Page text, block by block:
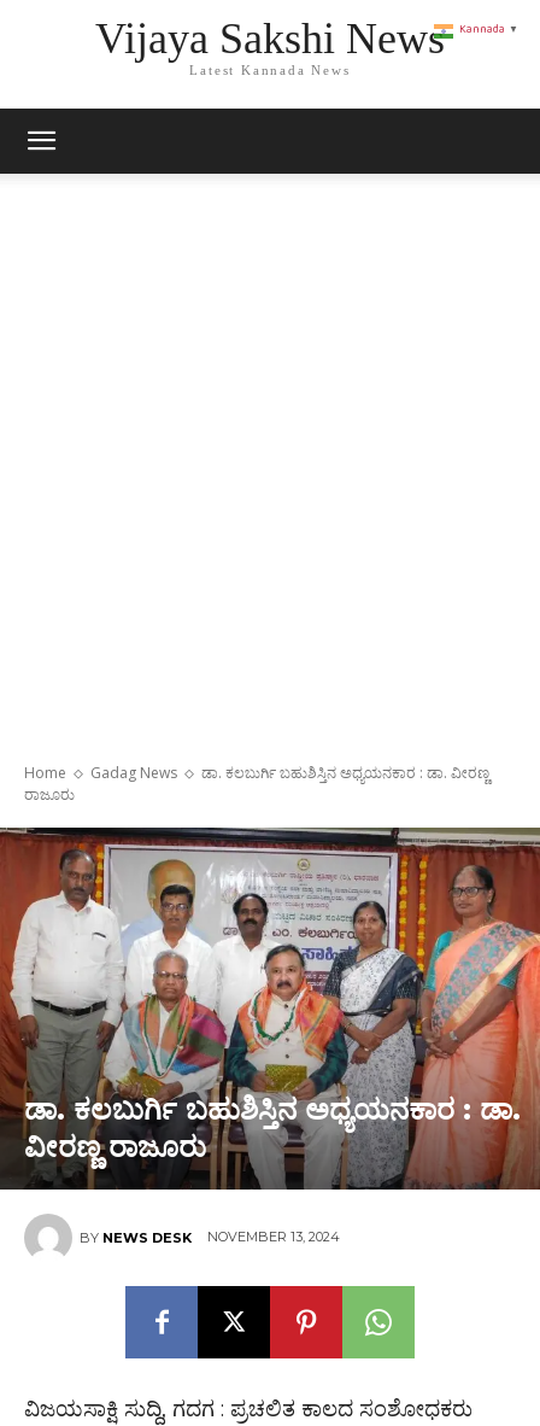
Vijaya Sakshi News
Latest Kannada News
Home Gadag News
ಡಾ. ಕಲಬುರ್ಗಿ ಬಹುಶಿಸ್ತಿನ ಅಧ್ಯಯನಕಾರ : ಡಾ. ವೀರಣ್ಣ
ರಾಜೂರು
ಡಾ. ಕಲಬುರ್ಗಿ ಬಹುಶಿಸ್ತಿನ ಅಧ್ಯಯನಕಾರ : ಡಾ.
ವೀರಣ್ಣ ರಾಜೂರು
BY NEWS DESK NOVEMBER 13, 2024
ವಿಜಯಸಾಕ್ಷಿ ಸುದ್ದಿ, ಗದಗ : ಪ್ರಚಲಿತ ಕಾಲದ ಸಂಶೋಧಕರು
Kannada ▼